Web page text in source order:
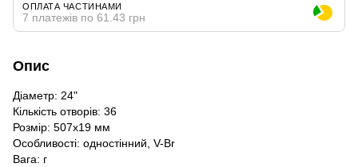
ОПЛАТА ЧАСТИНАМИ
7 платежів по 61.43 грн
Опис
Діаметр: 24"
Кількість отворів: 36
Розмір: 507x19 мм
Особливості: одностінний, V-Br
Вага: г